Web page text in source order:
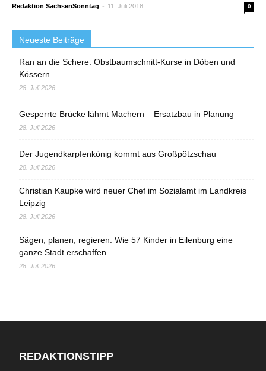
Redaktion SachsenSonntag - 11. Juli 2018 0
Neueste Beiträge
Ran an die Schere: Obstbaumschnitt-Kurse in Döben und
Kössern
28. Juli 2026
Gesperrte Brücke lähmt Machern – Ersatzbau in Planung
28. Juli 2026
Der Jugendkarpfenkönig kommt aus Großpötzschau
28. Juli 2026
Christian Kaupke wird neuer Chef im Sozialamt im Landkreis
Leipzig
28. Juli 2026
Sägen, planen, regieren: Wie 57 Kinder in Eilenburg eine
ganze Stadt erschaffen
28. Juli 2026
REDAKTIONSTIPP